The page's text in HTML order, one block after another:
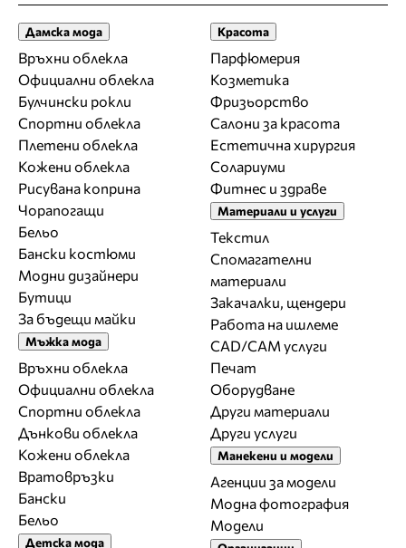
Дамска мода
Връхни облекла
Официални облекла
Булчински рокли
Спортни облекла
Плетени облекла
Кожени облекла
Рисувана коприна
Чорапогащи
Бельо
Бански костюми
Модни дизайнери
Бутици
За бъдещи майки
Мъжка мода
Връхни облекла
Официални облекла
Спортни облекла
Дънкови облекла
Кожени облекла
Вратовръзки
Бански
Бельо
Детска мода
Красота
Парфюмерия
Козметика
Фризьорство
Салони за красота
Естетична хирургия
Солариуми
Фитнес и здраве
Материали и услуги
Текстил
Спомагателни
материали
Закачалки, щендери
Работа на ишлеме
CAD/CAM услуги
Печат
Оборудване
Други материали
Други услуги
Манекени и модели
Агенции за модели
Модна фотография
Модели